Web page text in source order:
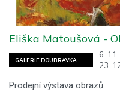
GALERIE DOUBRAVKA
6.
23.
Eliška Matoušová -
Prodejní výstava obrazů